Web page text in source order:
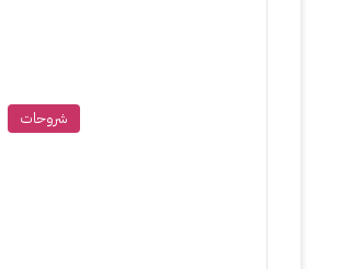
شروحات